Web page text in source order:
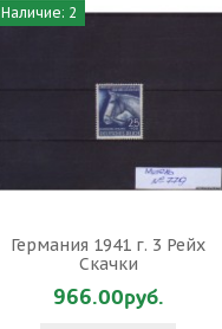
Наличие: 2
Германия 1941 г. 3 Рейх
Скачки
966.00руб.